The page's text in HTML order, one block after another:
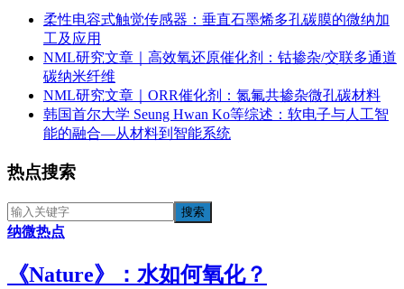
柔性电容式触觉传感器：垂直石墨烯多孔碳膜的微纳加
工及应用
NML研究文章｜高效氧还原催化剂：钴掺杂/交联多通道
碳纳米纤维
NML研究文章｜ORR催化剂：氮氟共掺杂微孔碳材料
韩国首尔大学 Seung Hwan Ko等综述：软电子与人工智
能的融合—从材料到智能系统
热点搜索
纳微热点
《​Nature》：水如何氧化？